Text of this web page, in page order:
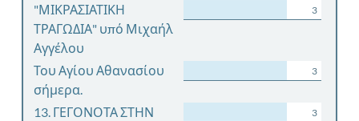
"ΜΙΚΡΑΣΙΑΤΙΚΗ
ΤΡΑΓΩΔΙΑ" υπό Μιχαήλ
Αγγέλου
3
Του Αγίου Αθανασίου
σήμερα.
3
13. ΓΕΓΟΝΟΤΑ ΣΤΗΝ
3